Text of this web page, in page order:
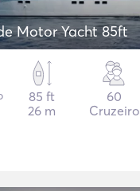
Motor Yacht 85ft
85 ft
26 m
60
Cruzeiro